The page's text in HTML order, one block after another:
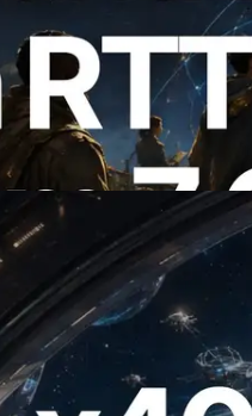
Slot API를 전 세계
확장 —
API도 공개